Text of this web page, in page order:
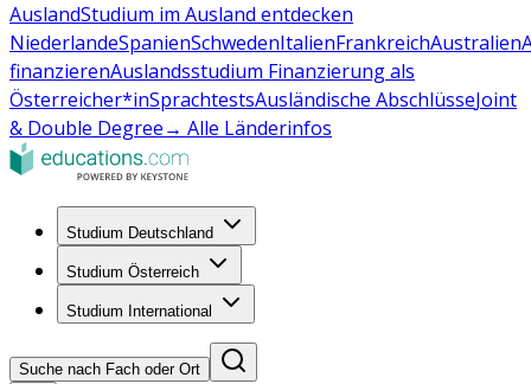
AuslandStudium im Ausland entdecken
NiederlandeSpanienSchwedenItalienFrankreichAustralien
finanzierenAuslandsstudium Finanzierung als
Österreicher*inSprachtestsAusländische AbschlüsseJoint
& Double Degree→ Alle Länderinfos
Studium Deutschland
Studium Österreich
Studium International
Suche nach Fach oder Ort